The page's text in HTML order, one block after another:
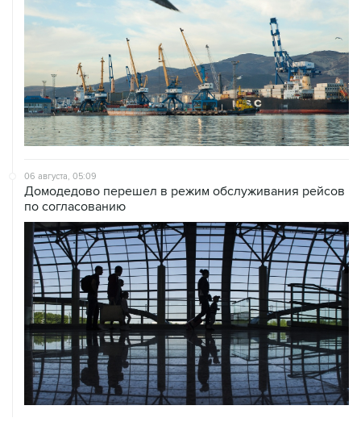
06 августа, 05:09
Домодедово перешел в режим обслуживания рейсов
по согласованию